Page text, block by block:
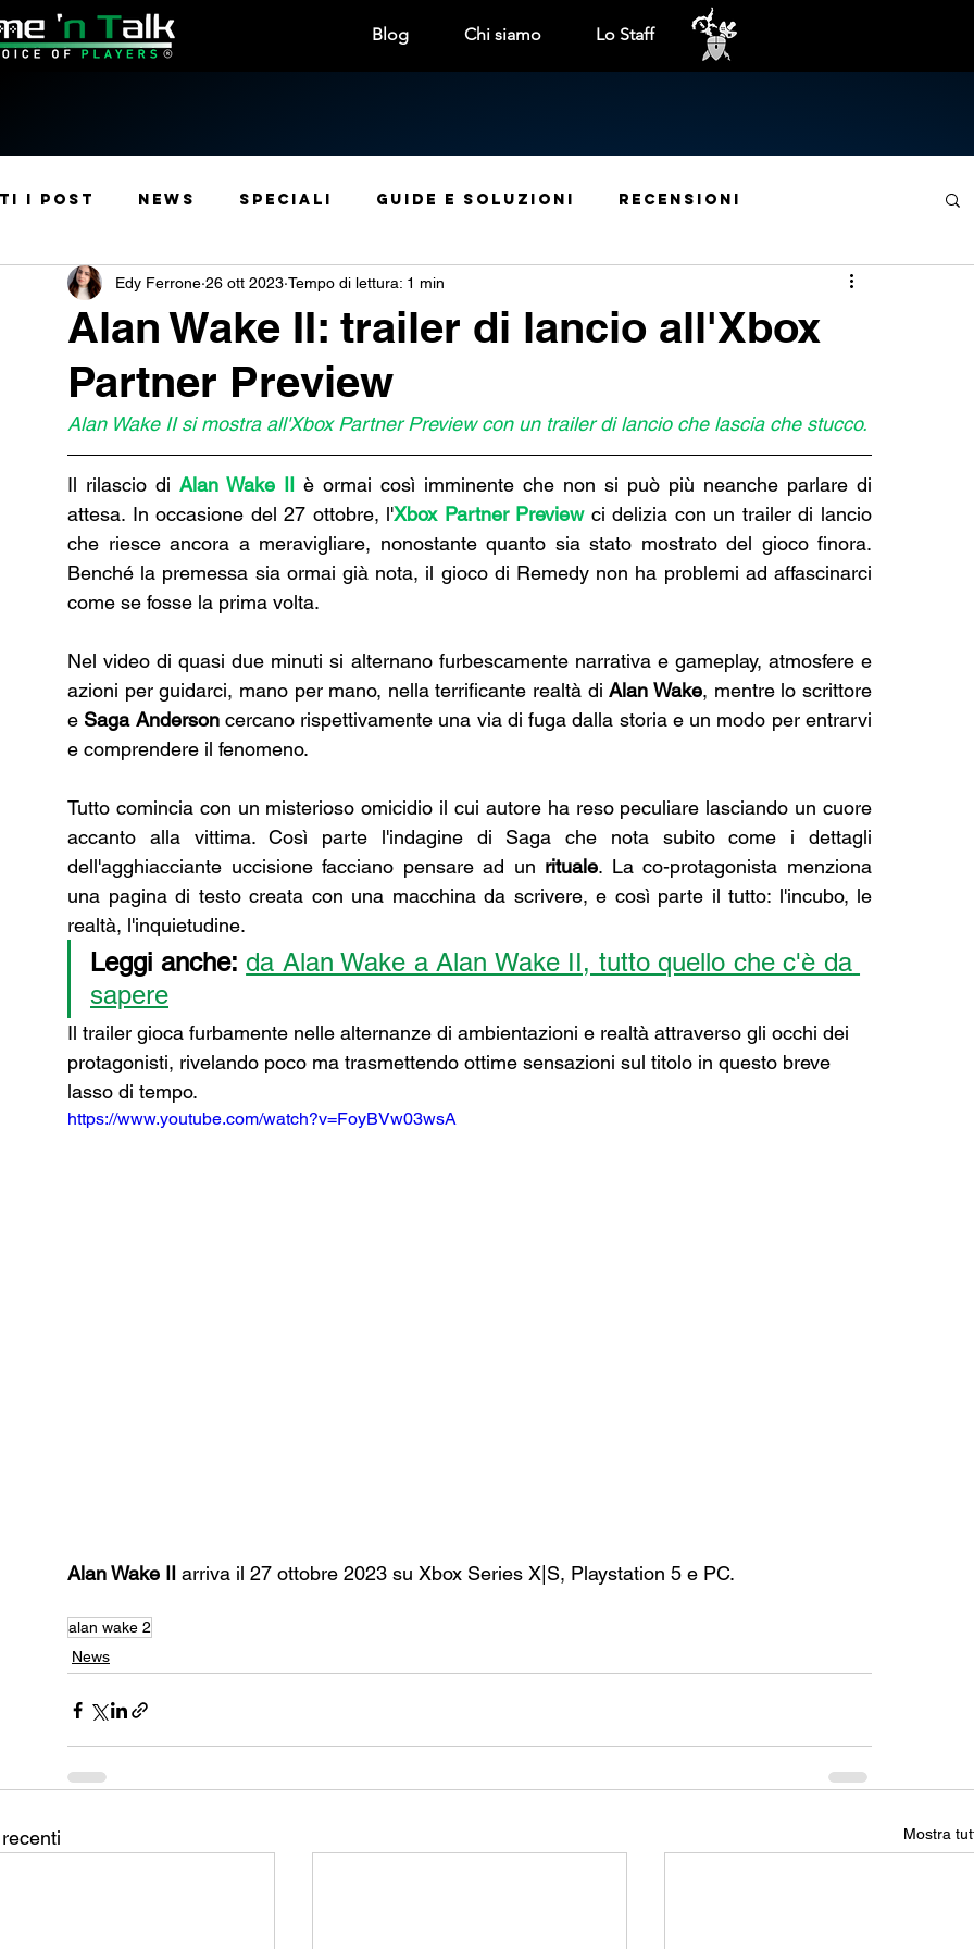
Blog Chi siamo Lo Staff
i post News Speciali Guide e Soluzioni Recensioni
Manga e Anime Leak Rubriche Cinema e TV
Manga e Fumetti Sconti Curiosità
Contest e Premi Convention & Eventi Indie World Anteprime Libri
Alan Wake II: trailer di lancio all'Xbox
Partner Preview
Edy Ferrone 26 ott 2023 Tempo di lettura: 1 min
Alan Wake II si mostra all'Xbox Partner Preview con un trailer di lancio che lascia che stucco.
Il rilascio di Alan Wake II è ormai così imminente che non si può più neanche parlare di
attesa. In occasione del 27 ottobre, l'Xbox Partner Preview ci delizia con un trailer di lancio
che riesce ancora a meravigliare, nonostante quanto sia stato mostrato del gioco finora.
Benché la premessa sia ormai già nota, il gioco di Remedy non ha problemi ad affascinarci
come se fosse la prima volta.
Nel video di quasi due minuti si alternano furbescamente narrativa e gameplay, atmosfere e
azioni per guidarci, mano per mano, nella terrificante realtà di Alan Wake, mentre lo scrittore
e Saga Anderson cercano rispettivamente una via di fuga dalla storia e un modo per entrarvi
e comprendere il fenomeno.
Tutto comincia con un misterioso omicidio il cui autore ha reso peculiare lasciando un cuore
accanto alla vittima. Così parte l'indagine di Saga che nota subito come i dettagli
dell'agghiacciante uccisione facciano pensare ad un rituale. La co-protagonista menziona
una pagina di testo creata con una macchina da scrivere, e così parte il tutto: l'incubo, le
realtà, l'inquietudine.
Leggi anche: da Alan Wake a Alan Wake II, tutto quello che c'è da
sapere
Il trailer gioca furbamente nelle alternanze di ambientazioni e realtà attraverso gli occhi dei
protagonisti, rivelando poco ma trasmettendo ottime sensazioni sul titolo in questo breve
lasso di tempo.
https://www.youtube.com/watch?v=FoyBVw03wsA
Alan Wake II arriva il 27 ottobre 2023 su Xbox Series X|S, Playstation 5 e PC.
alan wake 2
News
Mostra